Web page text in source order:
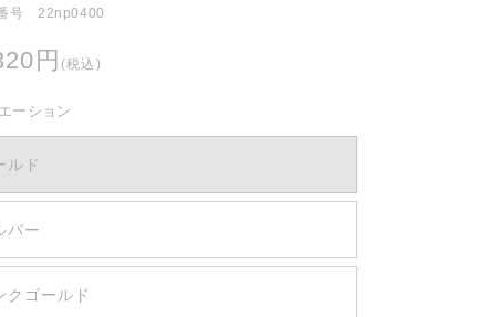
号 22np0400
円 (税込)
ーション
ルド
バー
クゴールド